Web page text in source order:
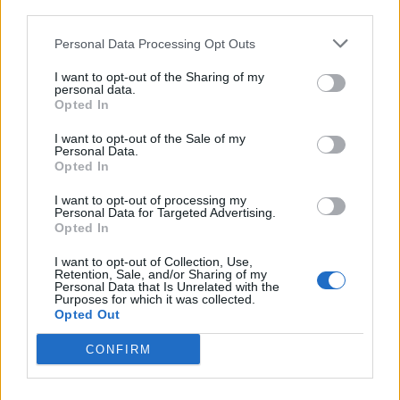
Personal Data Processing Opt Outs
I want to opt-out of the Sharing of my
personal data.
Opted In
I want to opt-out of the Sale of my
Personal Data.
Opted In
I want to opt-out of processing my
Personal Data for Targeted Advertising.
Opted In
I want to opt-out of Collection, Use,
Retention, Sale, and/or Sharing of my
Personal Data that Is Unrelated with the
Purposes for which it was collected.
Opted Out
CONFIRM
przykładzie uczy się reagowania na różne
sytuacje, postawy i zachowania ludzkie. Przede
wszystkim jednak poznaje swoje emocje.
opracowania
Mikołajek – charakterystyka
Mikołajek to tytułowa postać serii opowiadań
autorstwa Rene Goscinny’ego, która bardzo
szybko stała się kultowa w całej Europie. Każdy
z nas zna przynajmniej kilka szalonych i
zabawnych przygód kilkuletniego chłopca i jego